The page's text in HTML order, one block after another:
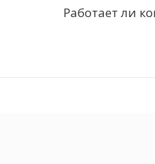
Работает ли